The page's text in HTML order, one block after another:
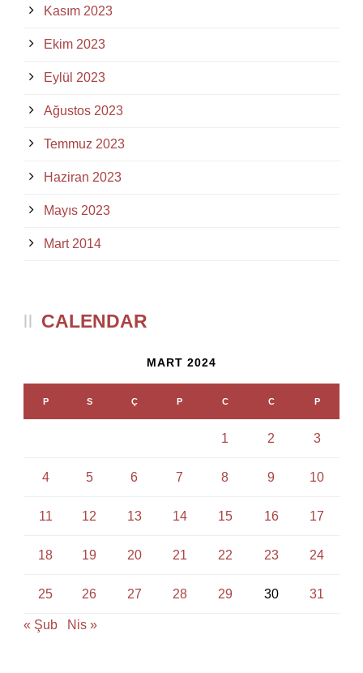
Kasım 2023
Ekim 2023
Eylül 2023
Ağustos 2023
Temmuz 2023
Haziran 2023
Mayıs 2023
Mart 2014
CALENDAR
MART 2024
P S Ç P C C P
1 2 3
4 5 6 7 8 9 10
11 12 13 14 15 16 17
18 19 20 21 22 23 24
25 26 27 28 29 30 31
« Şub Nis »